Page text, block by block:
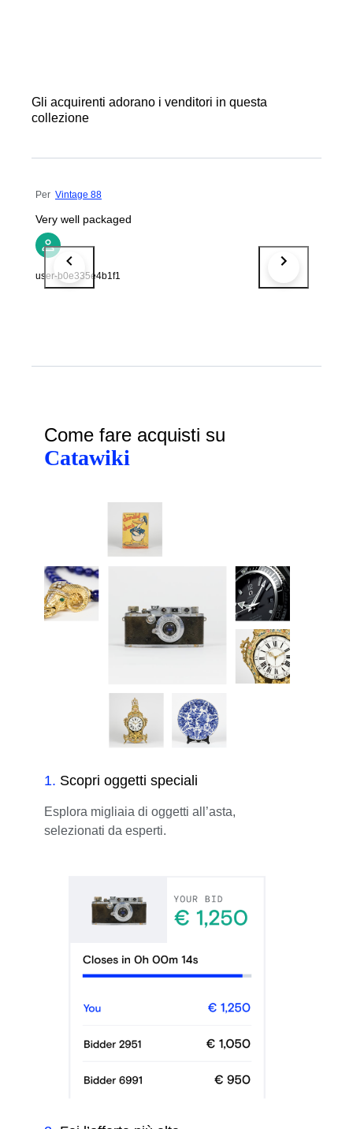
Gli acquirenti adorano i venditori in questa
collezione
Per Vintage 88
Very well packaged
user-b0e335e4b1f1
Come fare acquisti su
Catawiki
1. Scopri oggetti speciali
Esplora migliaia di oggetti all’asta,
selezionati da esperti.